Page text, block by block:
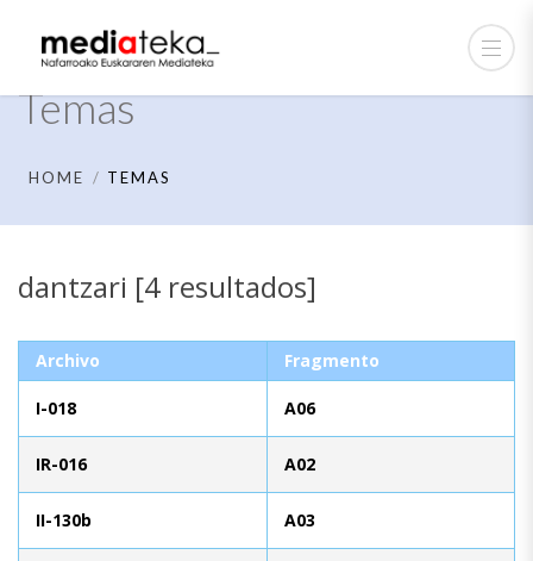
Temas
HOME TEMAS
dantzari [4 resultados]
Archivo Fragmento
I-018 A06
IR-016 A02
II-130b A03